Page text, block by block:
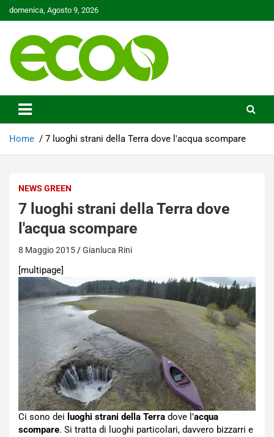
Skip
to
domenica, Agosto 9, 2026
Ecoo.it
Home 7 luoghi strani della Terra dove l'acqua scompare
NEWS GREEN
7 luoghi strani della Terra dove
l'acqua scompare
8 Maggio 2015 Gianluca Rini
[multipage]
Ci sono dei luoghi strani della Terra dove l’acqua
scompare. Si tratta di luoghi particolari, davvero bizzarri e